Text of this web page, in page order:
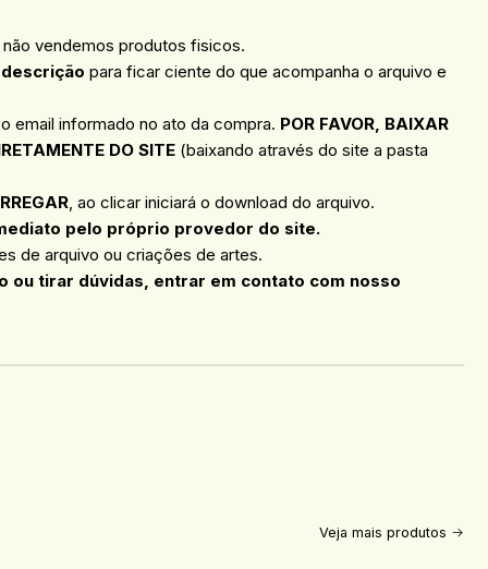
não vendemos produtos fisicos.
para ficar ciente do que acompanha o arquivo e
email informado no ato da compra. POR FAVOR, BAIXAR
DO SITE (baixando através do site a pasta
, ao clicar iniciará o download do arquivo.
pelo próprio provedor do site.
de arquivo ou criações de artes.
ou tirar dúvidas, entrar em contato com nosso
Veja mais produtos